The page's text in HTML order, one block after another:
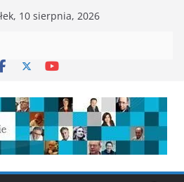
10 sierpnia, 2026